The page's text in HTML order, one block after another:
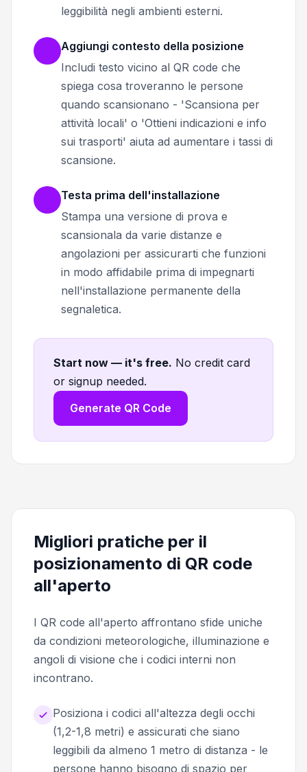
leggibilità negli ambienti esterni.
Aggiungi contesto della posizione
Includi testo vicino al QR code che
spiega cosa troveranno le persone
quando scansionano - 'Scansiona per
attività locali' o 'Ottieni indicazioni e info
sui trasporti' aiuta ad aumentare i tassi di
scansione.
Testa prima dell'installazione
Stampa una versione di prova e
scansionala da varie distanze e
angolazioni per assicurarti che funzioni
in modo affidabile prima di impegnarti
nell'installazione permanente della
segnaletica.
Start now — it's free. No credit card
or signup needed.
Generate QR Code
Migliori pratiche per il
posizionamento di QR code
all'aperto
I QR code all'aperto affrontano sfide uniche
da condizioni meteorologiche, illuminazione e
angoli di visione che i codici interni non
incontrano.
Posiziona i codici all'altezza degli occhi
(1,2-1,8 metri) e assicurati che siano
leggibili da almeno 1 metro di distanza - le
persone hanno bisogno di spazio per